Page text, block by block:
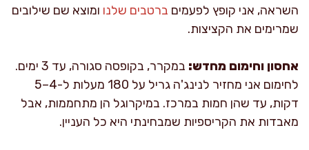
השראה, אני קופץ לפעמים ברטבים שלנו ומוצא שם שילובים
שמרימים את הקציצות.
אחסון וחימום מחדש:
במקרר, בקופסה סגורה, עד 3 ימים.
לחימום אני מחזיר לנינג'ה גריל על 180 מעלות ל-4–5
דקות, עד שהן חמות במרכז. במיקרוגל הן מתחממות, אבל
מאבדות את הקריספיות שמבחינתי היא כל העניין.